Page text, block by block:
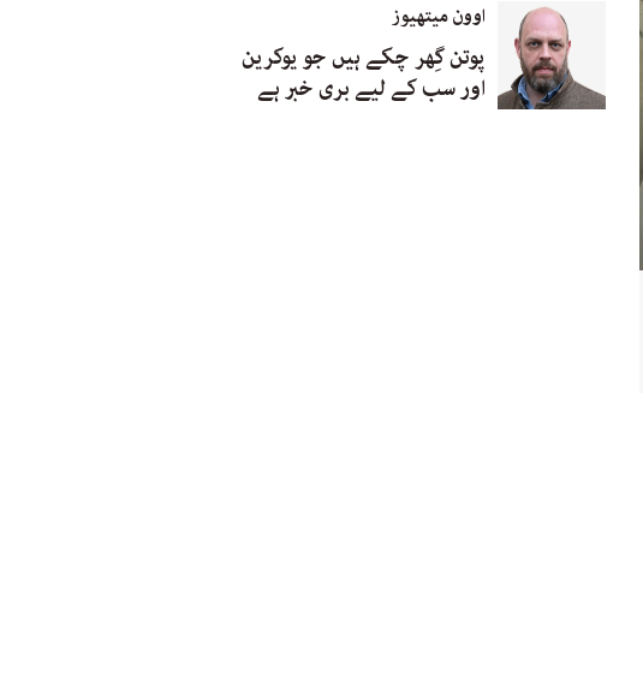
اوون میتھیوز
پوتن گِھر چکے ہیں جو یوکرین
اور سب کے لیے بری خبر ہے